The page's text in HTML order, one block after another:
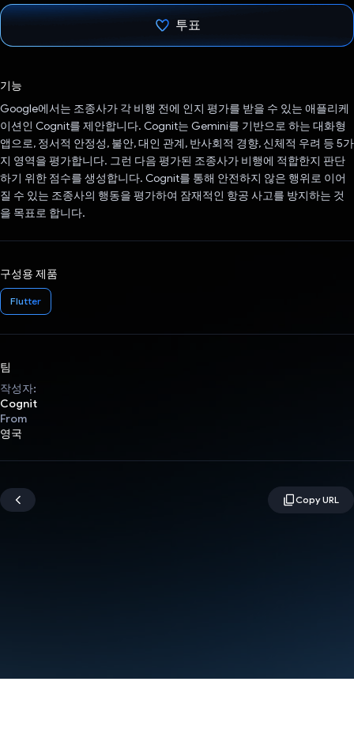
투표
기능
Google에서는 조종사가 각 비행 전에 인지 평가를 받을 수 있는 애플리케
이션인 Cognit를 제안합니다. Cognit는 Gemini를 기반으로 하는 대화형
앱으로, 정서적 안정성, 불안, 대인 관계, 반사회적 경향, 신체적 우려 등 5가
지 영역을 평가합니다. 그런 다음 평가된 조종사가 비행에 적합한지 판단
하기 위한 점수를 생성합니다. Cognit를 통해 안전하지 않은 행위로 이어
질 수 있는 조종사의 행동을 평가하여 잠재적인 항공 사고를 방지하는 것
을 목표로 합니다.
구성용 제품
Flutter
팀
작성자:
Cognit
From
영국